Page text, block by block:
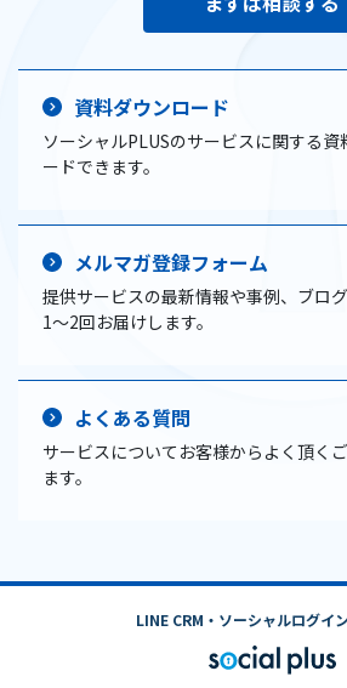
資料ダウンロード
ソーシャルPLUSのサービスに関する資
ードできます。
メルマガ登録フォーム
提供サービスの最新情報や事例、ブロ
1〜2回お届けします。
よくある質問
サービスについてお客様からよく頂く
ます。
LINE CRM・ソーシャルログイ